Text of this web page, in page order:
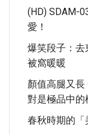
(HD) SDAM-
愛！
爆笑段子：
被窩暖暖
顏值高腿又
對是極品中的
春秋時期的